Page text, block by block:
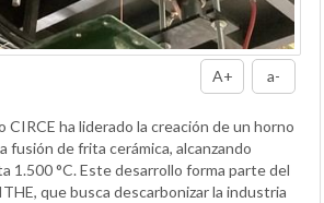
A+ a-
CIRCE ha liderado la creación de un horno
fusión de frita cerámica, alcanzando
1.500 °C. Este desarrollo forma parte del
que busca descarbonizar la industria